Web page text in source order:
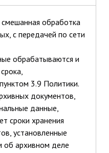
обработка
с передачей по сети
обрабатываются и
3.9 Политики.
документов,
данные,
сроки хранения
установленные
об архивном деле